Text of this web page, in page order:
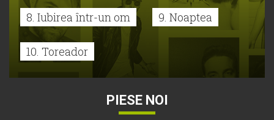
8. Iubirea într-un om 9. Noaptea
10. Toreador
PIESE NOI